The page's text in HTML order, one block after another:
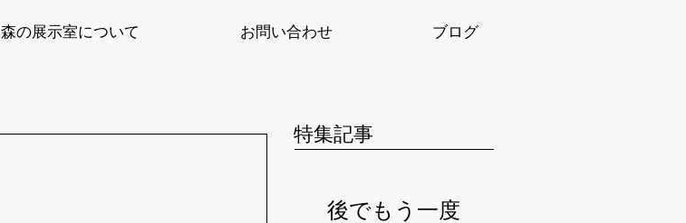
森の展示室について お問い合わせ ブログ
特集記事
後でもう一度